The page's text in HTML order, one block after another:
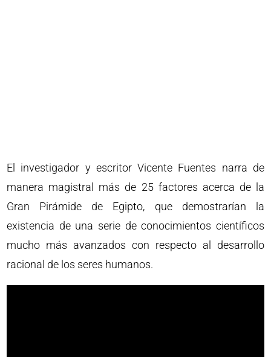
El investigador y escritor Vicente Fuentes narra de
manera magistral más de 25 factores acerca de la
Gran Pirámide de Egipto, que demostrarían la
existencia de una serie de conocimientos científicos
mucho más avanzados con respecto al desarrollo
racional de los seres humanos.